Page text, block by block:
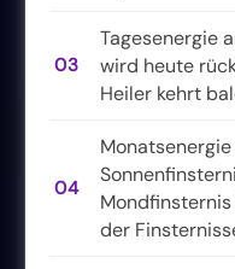
03
Tagesenergie
wird heute
Heiler kehrt
04
der